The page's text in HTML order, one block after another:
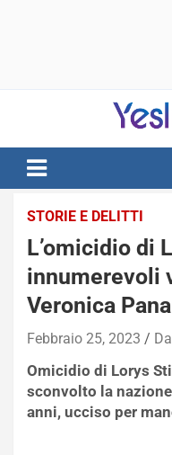
notizie di intrattenimento
STORIE E DELITTI
L’omicidio di
innumerevoli
Veronica
Febbraio 25, 2023
Omicidio di Lorys
sconvolto la
anni, ucciso per